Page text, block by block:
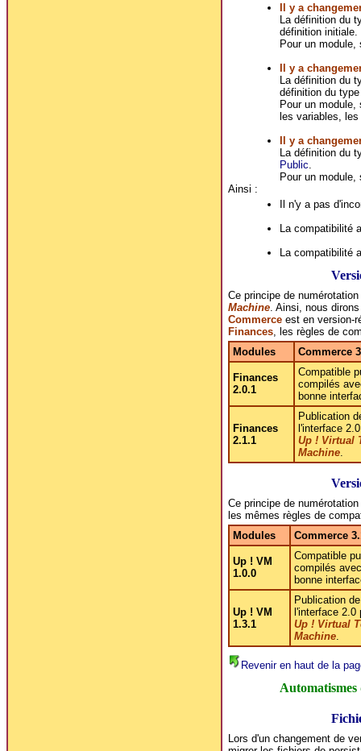
Il y a
La définition du
définition initiale.
Pour un module,
Il y a
La définition du
définition du
Pour un
les variables,
Il y a
La définition du
Public
Pour un
Ainsi :
Il n'y a pas
La compatibilité
La compatibilité
Ce principe de
Machine. Ainsi, nous
Commerceest en version-
Finances, les règles de
Modules
Commerce
Finances
2.0.1
Compatible
compilés
bonne
Finances
2.1.1
Publication
l'interface
Up ! Virtual
Machine.
Ce principe de
les mêmes règles de
Modules
Commerce
Up ! VM
1.0.0
Compatible
compilés
bonne
Up ! VM
1.3.1
Publication de
l'interface 2.0
Up ! Virtual
Machine.
Revenir en haut de la
Automatismes
Lors d'un changement de